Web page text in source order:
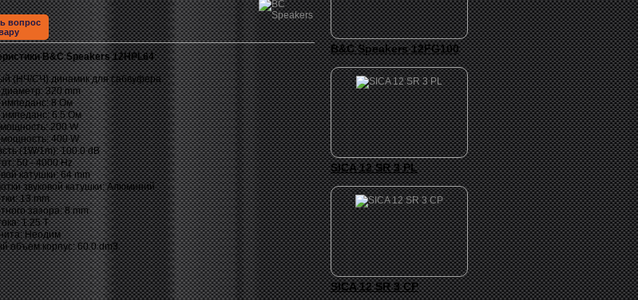
вопрос
B&C Speakers 12HPL64:
(НЧ/СЧ) динамик для сабвуфера
320 mm
8 Ом
6.5 Ом
200 W
400 W
(1W/1m): 100.0 dB
50 - 4000 Hz
катушки: 64 mm
звуковой катушки: Алюминий
13 mm
зазора: 8 mm
1.25 T
Неодим
объем корпус: 60.0 dm3
B&C Speakers 12FG100
SICA 12 SR 3 PL
SICA 12 SR 3 CP